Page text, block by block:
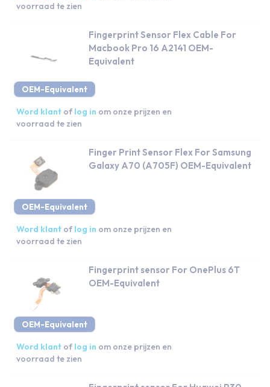
voorraad te zien
OEM-Equivalent
Fingerprint Sensor Flex Cable For
Macbook Pro 16 A2141 OEM-
Equivalent
Word klant of log in om onze prijzen en
voorraad te zien
OEM-Equivalent
Finger Print Sensor Flex For Samsung
Galaxy A70 (A705F) OEM-Equivalent
Word klant of log in om onze prijzen en
voorraad te zien
OEM-Equivalent
Fingerprint sensor For OnePlus 6T
OEM-Equivalent
Word klant of log in om onze prijzen en
voorraad te zien